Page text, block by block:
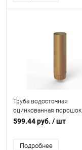
Труба водосточная
оцинкованная порошок
ф125х1250мм RAL 1011
599.44 руб. / шт
Подробнее